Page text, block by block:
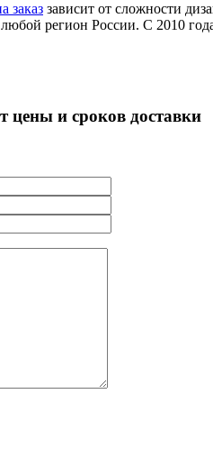
заказ зависит от сложности
регион России. С 2010
цены и сроков доставки